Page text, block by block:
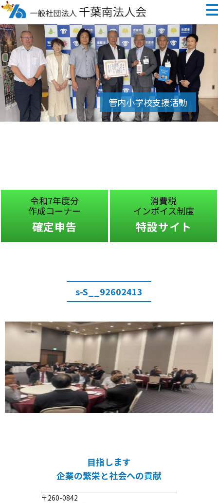
令和7年度分
作成コーナー
確定申告
消費税
インボイス制度
特設サイト
s-S__92602413
目指します
企業の繁栄と社会への貢献
〒260-0842